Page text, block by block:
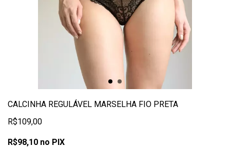
CALCINHA REGULÁVEL MARSELHA FIO PRETA
R$109,00
R$98,10 no PIX